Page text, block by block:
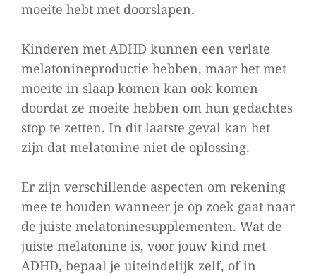
moeite hebt met doorslapen.
Kinderen met ADHD kunnen een verlate
melatonineproductie hebben, maar het met
moeite in slaap komen kan ook komen
doordat ze moeite hebben om hun gedachtes
stop te zetten. In dit laatste geval kan het
zijn dat melatonine niet de oplossing.
Er zijn verschillende aspecten om rekening
mee te houden wanneer je op zoek gaat naar
de juiste melatoninesupplementen. Wat de
juiste melatonine is, voor jouw kind met
ADHD, bepaal je uiteindelijk zelf, of in